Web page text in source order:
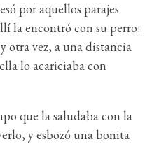
por aquellos parajes
la encontró con su perro:
otra vez, a una distancia
lo acariciaba con
que la saludaba con la
y esbozó una bonita